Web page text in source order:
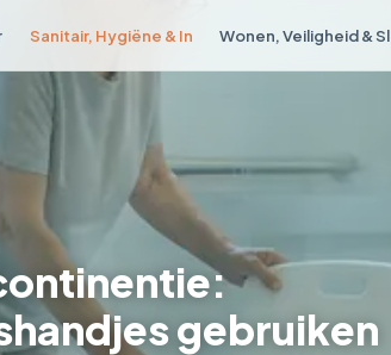
Sanitair, Hygiëne & In Wonen, Veiligheid & Sl
gebruiken